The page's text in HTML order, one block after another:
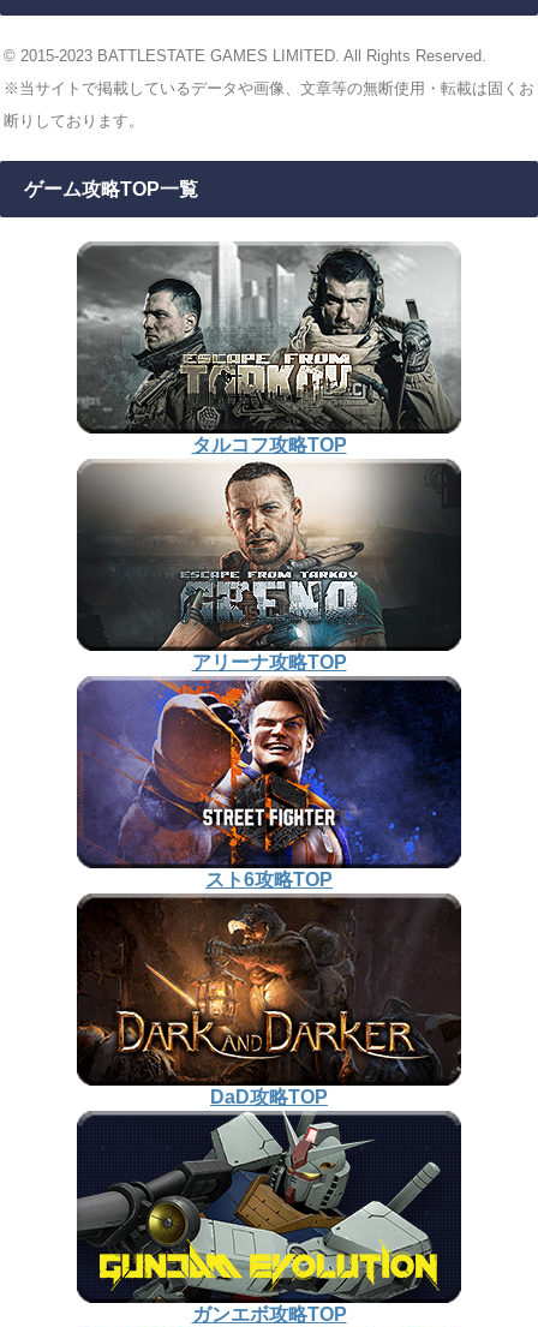
© 2015-2023 BATTLESTATE GAMES LIMITED. All Rights Reserved.
※当サイトで掲載しているデータや画像、文章等の無断使用・転載は固くお
断りしております。
ゲーム攻略TOP一覧
タルコフ攻略TOP
アリーナ攻略TOP
スト6攻略TOP
DaD攻略TOP
ガンエボ攻略TOP